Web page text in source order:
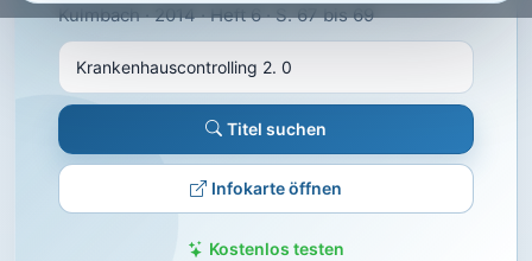
Kulmbach · 2014 · Heft 6 · S. 67 bis 69
Titel suchen
Infokarte öffnen
Kostenlos testen